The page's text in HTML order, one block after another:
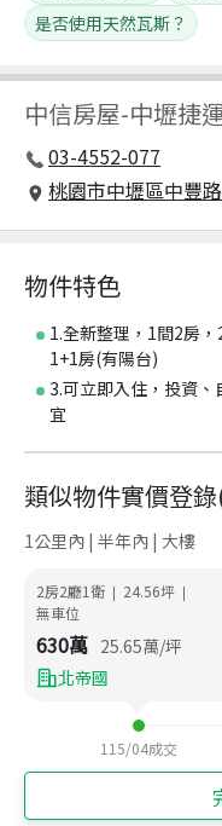
中信房屋-中壢捷
03-4552-077
桃園市中壢區中豐
是否使用天然瓦斯？
物件特色
1.全新整理，1間2房，
1+1房(有陽台)
3.可立即入住，投資、
宜
類似物件實價登錄
1公里內 | 半年內 | 大樓
2房2廳1衛 | 24.56坪 |
無車位
630萬 25.65萬/坪
北帝國
115/04成交